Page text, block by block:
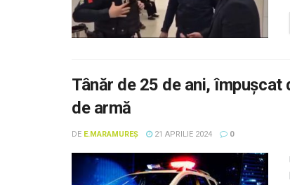
Tânăr de 25 de ani,
de armă
DE E.MARAMUREȘ 21 APRILIE 2024 0